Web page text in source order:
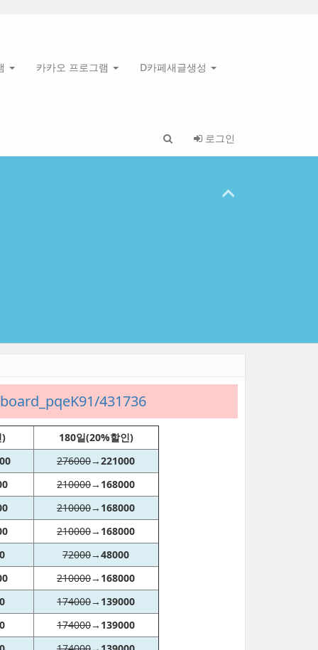
카카오 프로그램 D카페새글생성
로그인
431736
)
180일(20%할인)
276000→221000
210000→ 168000
210000→ 168000
210000→ 168000
72000→48000
210000→ 168000
174000→ 139000
174000→ 139000